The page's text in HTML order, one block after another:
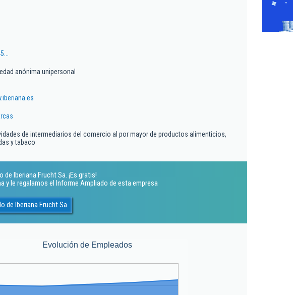
anónima unipersonal
de intermediarios del comercio al por mayor de productos alimenticios,
y tabaco
de Iberiana Frucht Sa. ¡Es gratis!
y le regalamos el Informe Ampliado de esta empresa
de Iberiana Frucht Sa
Evolución de Empleados